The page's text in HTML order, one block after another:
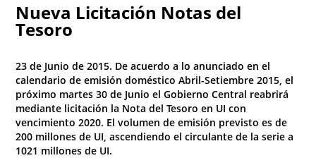
Nueva Licitación Notas del
Tesoro
23 de Junio de 2015. De acuerdo a lo anunciado en el
calendario de emisión doméstico Abril-Setiembre 2015, el
próximo martes 30 de Junio el Gobierno Central reabrirá
mediante licitación la Nota del Tesoro en UI con
vencimiento 2020. El volumen de emisión previsto es de
200 millones de UI, ascendiendo el circulante de la serie a
1021 millones de UI.